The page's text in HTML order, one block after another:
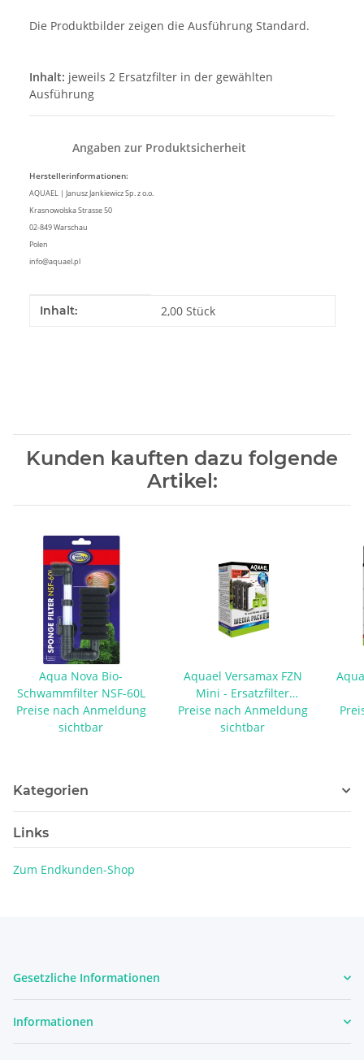
Die Produktbilder zeigen die Ausführung Standard.
Inhalt: jeweils 2 Ersatzfilter in der gewählten
Ausführung
Angaben zur Produktsicherheit
Herstellerinformationen:
AQUAEL | Janusz Jankiewicz Sp. z o.o.
Krasnowolska Strasse 50
02-849 Warschau
Polen
info@aquael.pl
Produkteigenschaft
Wert
Inhalt: 2,00 Stück
Kunden kauften dazu folgende
Artikel:
Aqua Nova Bio-
Schwammfilter NSF-60L
Preise nach Anmeldung
sichtbar
Aquael Versamax FZN
Mini - Ersatzfilter
Carbomax
Preise nach Anmeldung
sichtbar
Kategorien
Links
Zum Endkunden-Shop
Gesetzliche Informationen
Informationen